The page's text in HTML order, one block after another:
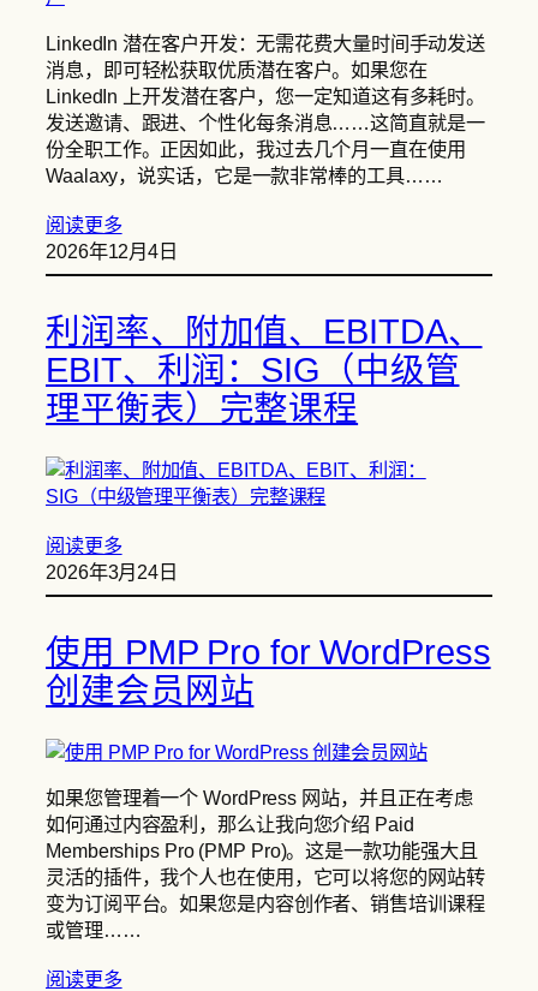
LinkedIn 潜在客户开发：无需花费大量时间手动发送
消息，即可轻松获取优质潜在客户。如果您在
LinkedIn 上开发潜在客户，您一定知道这有多耗时。
发送邀请、跟进、个性化每条消息……这简直就是一
份全职工作。正因如此，我过去几个月一直在使用
Waalaxy，说实话，它是一款非常棒的工具……
阅读更多
2026年12月4日
利润率、附加值、EBITDA、
EBIT、利润：SIG（中级管
理平衡表）完整课程
阅读更多
2026年3月24日
使用 PMP Pro for WordPress
创建会员网站
如果您管理着一个 WordPress 网站，并且正在考虑
如何通过内容盈利，那么让我向您介绍 Paid
Memberships Pro (PMP Pro)。这是一款功能强大且
灵活的插件，我个人也在使用，它可以将您的网站转
变为订阅平台。如果您是内容创作者、销售培训课程
或管理……
阅读更多